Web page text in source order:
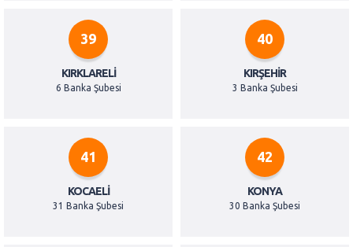
39
KIRKLARELI
6 Banka Şubesi
40
KIRŞEHIR
3 Banka Şubesi
41
KOCAELI
31 Banka Şubesi
42
KONYA
30 Banka Şubesi